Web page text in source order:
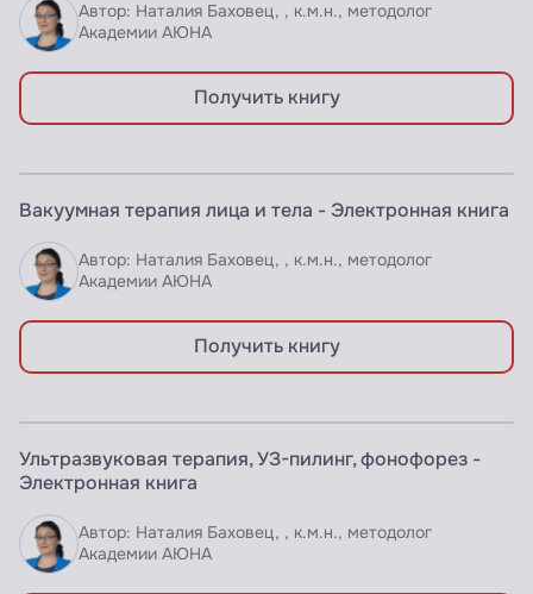
Автор: Наталия Баховец, , к.м.н., методолог
Академии АЮНА
Получить книгу
Доступно по подписке
Вакуумная терапия лица и тела - Электронная книга
Автор: Наталия Баховец, , к.м.н., методолог
Академии АЮНА
Получить книгу
Доступно по подписке
Ультразвуковая терапия, УЗ-пилинг, фонофорез -
Электронная книга
Автор: Наталия Баховец, , к.м.н., методолог
Академии АЮНА